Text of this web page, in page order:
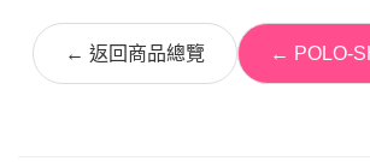
← 返回商品總覽 ← POLO-